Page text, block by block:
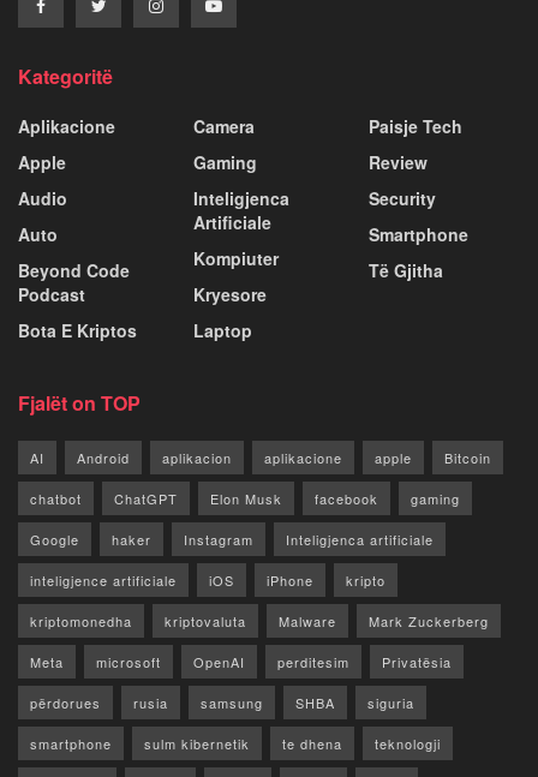
Kategoritë
Aplikacione
Apple
Audio
Auto
Beyond Code
Podcast
Bota E Kriptos
Camera
Gaming
Inteligjenca
Artificiale
Kompiuter
Kryesore
Laptop
Paisje Tech
Review
Security
Smartphone
Të Gjitha
Fjalët on TOP
AI Android aplikacion aplikacione apple Bitcoin
chatbot ChatGPT Elon Musk facebook gaming
Google haker Instagram Inteligjenca artificiale
inteligjence artificiale iOS iPhone kripto
kriptomonedha kriptovaluta Malware Mark Zuckerberg
Meta microsoft OpenAI perditesim Privatësia
përdorues rusia samsung SHBA siguria
smartphone sulm kibernetik te dhena teknologji